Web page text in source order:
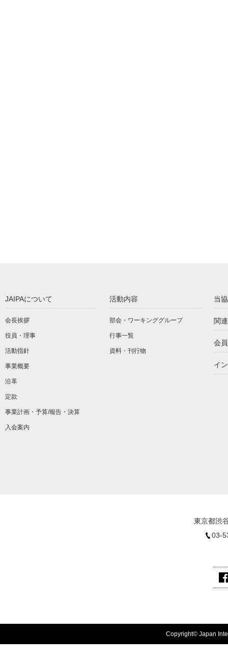
JAIPAについて
会長挨拶
役員・理事
活動指針
事業概要
沿革
定款
事業計画・予算/報告・決算
入会案内
活動内容
部会・ワーキンググループ
行事一覧
資料・刊行物
当
関
会
イ
東京都渋
03-
Copyright© Japan